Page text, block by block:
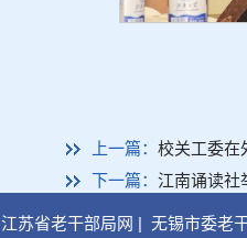
上一篇： 校关工委在
下一篇： 江南诵读社
江苏省老干部局网 | 无锡市委老